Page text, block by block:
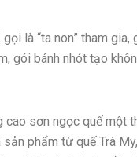
là “ta non” tham
gói bánh nhót tạo
sơn ngọc quế một
phẩm từ quế Trà